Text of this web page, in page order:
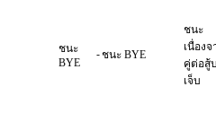
ชนะ
BYE
-ชนะ BYE
ชนะ
เนื่องจ
คู่ต่อสู้
เจ็บ